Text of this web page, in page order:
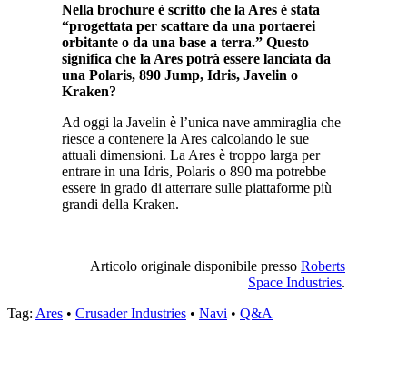
Nella brochure è scritto che la Ares è stata
“progettata per scattare da una portaerei
orbitante o da una base a terra.” Questo
significa che la Ares potrà essere lanciata da
una Polaris, 890 Jump, Idris, Javelin o
Kraken?
Ad oggi la Javelin è l’unica nave ammiraglia che
riesce a contenere la Ares calcolando le sue
attuali dimensioni. La Ares è troppo larga per
entrare in una Idris, Polaris o 890 ma potrebbe
essere in grado di atterrare sulle piattaforme più
grandi della Kraken.
Articolo originale disponibile presso Roberts
Space Industries.
Tag: Ares • Crusader Industries • Navi • Q&A